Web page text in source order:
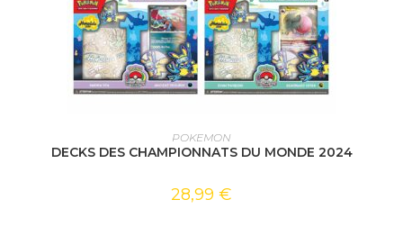
CHOIX DES OPTIONS
POKEMON
DECKS DES CHAMPIONNATS DU MONDE 2024
28,99 €